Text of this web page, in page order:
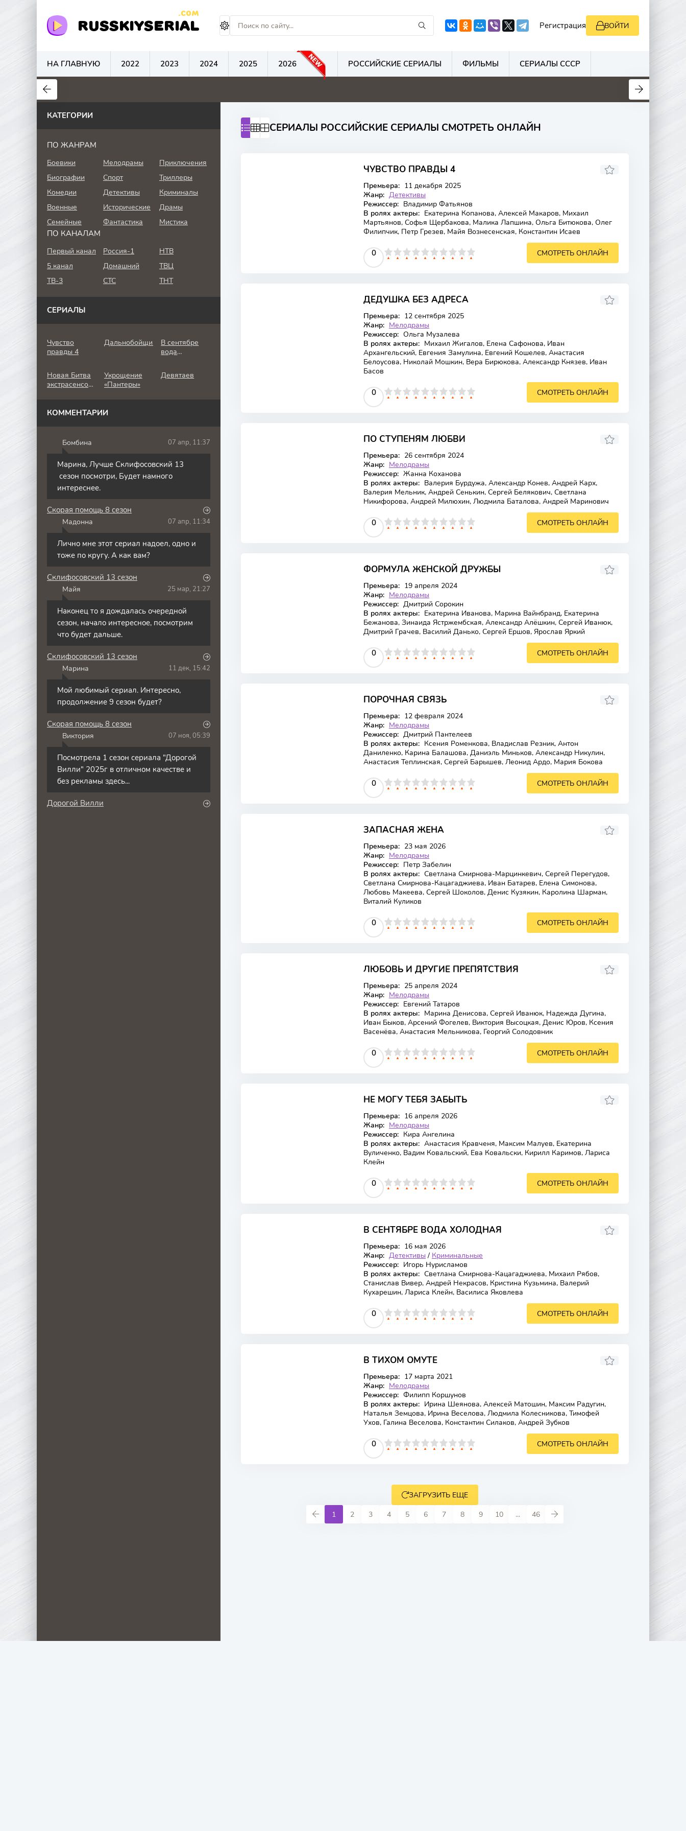
RUSSKIYSERIAL
.COM
Регистрация ВОЙТИ
НА ГЛАВНУЮ 2022 2023 2024 2025 2026 РОССИЙСКИЕ СЕРИАЛЫ ФИЛЬМЫ СЕРИАЛЫ СССР
0
СЕРИАЛЫ РОССИЙСКИЕ СЕРИАЛЫ СМОТРЕТЬ ОНЛАЙН
ЧУВСТВО ПРАВДЫ 4
Премьера: 11 декабря 2025
Жанр: Детективы
Режиссер: Владимир Фатьянов
В ролях актеры: Екатерина Копанова, Алексей Макаров, Михаил
Мартьянов, Софья Щербакова, Малика Лапшина, Ольга Битюкова, Олег
Филипчик, Петр Грезев, Майя Вознесенская, Константин Исаев
0
4 5 6 7 8 9 10 СМОТРЕТЬ ОНЛАЙН
ДЕДУШКА БЕЗ АДРЕСА
Премьера: 12 сентября 2025
Жанр: Мелодрамы
Режиссер: Ольга Музалева
В ролях актеры: Михаил Жигалов, Елена Сафонова, Иван
Архангельский, Евгения Замулина, Евгений Кошелев, Анастасия
Белоусова, Николай Мошкин, Вера Бирюкова, Александр Князев, Иван
Басов
0
4 5 6 7 8 9 10 СМОТРЕТЬ ОНЛАЙН
ПО СТУПЕНЯМ ЛЮБВИ
Премьера: 26 сентября 2024
Жанр: Мелодрамы
Режиссер: Жанна Коханова
В ролях актеры: Валерия Бурдужа, Александр Конев, Андрей Карх,
Валерия Мельник, Андрей Сенькин, Сергей Белякович, Светлана
Никифорова, Андрей Милюхин, Людмила Баталова, Андрей Маринович
0
4 5 6 7 8 9 10 СМОТРЕТЬ ОНЛАЙН
ФОРМУЛА ЖЕНСКОЙ ДРУЖБЫ
Премьера: 19 апреля 2024
Жанр: Мелодрамы
Режиссер: Дмитрий Сорокин
В ролях актеры: Екатерина Иванова, Марина Вайнбранд, Екатерина
Бежанова, Зинаида Ястржембская, Александр Алёшкин, Сергей Иванюк,
Дмитрий Грачев, Василий Данько, Сергей Ершов, Ярослав Яркий
0
4 5 6 7 8 9 10 СМОТРЕТЬ ОНЛАЙН
ПОРОЧНАЯ СВЯЗЬ
Премьера: 12 февраля 2024
Жанр: Мелодрамы
Режиссер: Дмитрий Пантелеев
В ролях актеры: Ксения Роменкова, Владислав Резник, Антон
Даниленко, Карина Балашова, Даниэль Миньков, Александр Никулин,
Анастасия Теплинская, Сергей Барышев, Леонид Ардо, Мария Бокова
0
4 5 6 7 8 9 10 СМОТРЕТЬ ОНЛАЙН
ЗАПАСНАЯ ЖЕНА
Премьера: 23 мая 2026
Жанр: Мелодрамы
Режиссер: Петр Забелин
В ролях актеры: Светлана Смирнова-Марцинкевич, Сергей Перегудов,
Светлана Смирнова-Кацагаджиева, Иван Батарев, Елена Симонова,
Любовь Макеева, Сергей Шоколов, Денис Кузякин, Каролина Шарман,
Виталий Куликов
0
4 5 6 7 8 9 10 СМОТРЕТЬ ОНЛАЙН
ЛЮБОВЬ И ДРУГИЕ ПРЕПЯТСТВИЯ
Премьера: 25 апреля 2024
Жанр: Мелодрамы
Режиссер: Евгений Татаров
В ролях актеры: Марина Денисова, Сергей Иванюк, Надежда Дугина,
Иван Быков, Арсений Фогелев, Виктория Высоцкая, Денис Юров, Ксения
Васенёва, Анастасия Мельникова, Георгий Солодовник
0
4 5 6 7 8 9 10 СМОТРЕТЬ ОНЛАЙН
НЕ МОГУ ТЕБЯ ЗАБЫТЬ
Премьера: 16 апреля 2026
Жанр: Мелодрамы
Режиссер: Кира Ангелина
В ролях актеры: Анастасия Кравченя, Максим Малуев, Екатерина
Вуличенко, Вадим Ковальский, Ева Ковальски, Кирилл Каримов, Лариса
Клейн
0
4 5 6 7 8 9 10 СМОТРЕТЬ ОНЛАЙН
В СЕНТЯБРЕ ВОДА ХОЛОДНАЯ
Премьера: 16 мая 2026
Жанр: Детективы / Криминальные
Режиссер: Игорь Нурисламов
В ролях актеры: Светлана Смирнова-Кацагаджиева, Михаил Рябов,
Станислав Вивер, Андрей Некрасов, Кристина Кузьмина, Валерий
Кухарешин, Лариса Клейн, Василиса Яковлева
0
4 5 6 7 8 9 10 СМОТРЕТЬ ОНЛАЙН
В ТИХОМ ОМУТЕ
Премьера: 17 марта 2021
Жанр: Мелодрамы
Режиссер: Филипп Коршунов
В ролях актеры: Ирина Шеянова, Алексей Матошин, Максим Радугин,
Наталья Земцова, Ирина Веселова, Людмила Колесникова, Тимофей
Ухов, Галина Веселова, Константин Силаков, Андрей Зубков
0
4 5 6 7 8 9 10 СМОТРЕТЬ ОНЛАЙН
ЗАГРУЗИТЬ ЕЩЕ
1
2 3 4 5 6 7 8 9 10 ... 46
КАТЕГОРИИ
ПО ЖАНРАМ
Боевики Мелодрамы
Приключения
Биографии
Спорт
Триллеры
Комедии
Детективы
Криминалы
Военные
Исторические
Драмы
Семейные
Фантастика Мистика
ПО КАНАЛАМ
Первый канал Россия-1
НТВ
5 канал
Домашний
ТВЦ
ТВ-3
СТС ТНТ
СЕРИАЛЫ
Чувство
правды 4
Дальнобойщик
В сентябре
вода
Новая Битва
экстрасенсов
Укрощение
«Пантеры»
Девятаев
КОММЕНТАРИИ
Бомбина 07 апр, 11:37
Марина, Лучше Склифосовский 13
сезон посмотри, Будет намного
интереснее.
Скорая помощь 8 сезон
Мадонна 07 апр, 11:34
Лично мне этот сериал надоел, одно и
тоже по кругу. А как вам?
Склифосовский 13 сезон
Майя 25 мар, 21:27
Наконец то я дождалась очередной
сезон, начало интересное, посмотрим
что будет дальше.
Склифосовский 13 сезон
Марина 11 дек, 15:42
Мой любимый сериал. Интересно,
продолжение 9 сезон будет?
Скорая помощь 8 сезон
Виктория 07 ноя, 05:39
Посмотрела 1 сезон сериала "Дорогой
Вилли" 2025г в отличном качестве и
без рекламы здесь...
Дорогой Вилли